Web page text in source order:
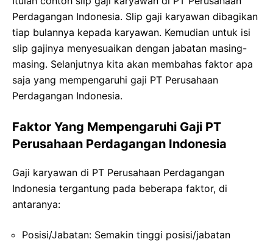
Perdagangan Indonesia. Slip gaji karyawan dibagikan
tiap bulannya kepada karyawan. Kemudian untuk isi
slip gajinya menyesuaikan dengan jabatan masing-
masing. Selanjutnya kita akan membahas faktor apa
saja yang mempengaruhi gaji PT Perusahaan
Perdagangan Indonesia.
Faktor Yang Mempengaruhi Gaji PT
Perusahaan Perdagangan Indonesia
Gaji karyawan di PT Perusahaan Perdagangan
Indonesia tergantung pada beberapa faktor, di
antaranya:
Posisi/Jabatan: Semakin tinggi posisi/jabatan